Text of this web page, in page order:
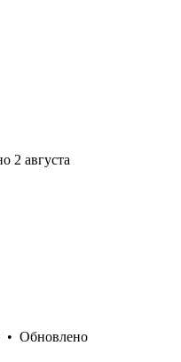
2 августа
• Обновлено